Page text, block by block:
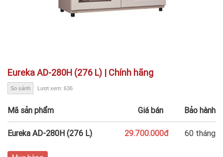
Eureka AD-280H (276 L) | Chính hãng
So sánh Lượt xem: 636
Mã sản phẩm Giá bán Bảo hành
Eureka AD-280H (276 L) 29.700.000đ 60 tháng